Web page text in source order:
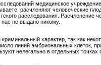
медицинское
расчленяют человеческие
расследования. Расчленение
не выдано никому.
характер, так как
линий эмбриональных клеток,
нелегально в отдельных